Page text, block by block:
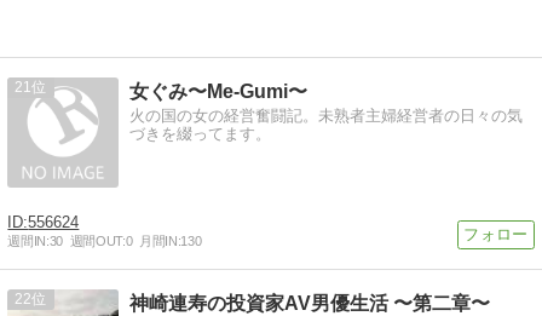
21 女ぐみ〜Me-Gumi〜
火の国の女の経営奮闘記。未熟者主婦経営者の日々の気
づきを綴ってます。
556624
週間IN:30 週間OUT:0 月間IN:130
22 神崎連寿の投資家AV男優生活 〜第二章〜